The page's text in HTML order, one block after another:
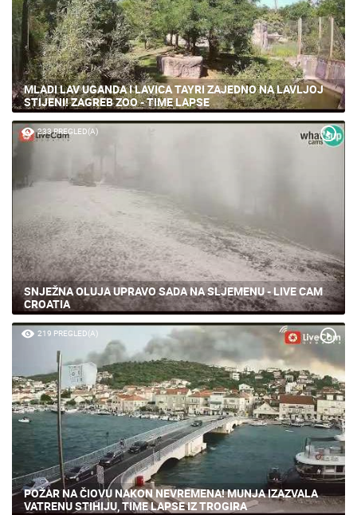
MLADI LAV UGANDA I LAVICA TAYRI ZAJEDNO NA LAVLJOJ
STIJENI! ZAGREB ZOO - TIME LAPSE
233 PREGLED(A)
SNJEŽNA OLUJA UPRAVO SADA NA SLJEMENU - LIVE CAM
CROATIA
219 PREGLED(A)
POŽAR NA ČIOVU NAKON NEVREMENA! MUNJA IZAZVALA
VATRENU STIHIJU, TIME LAPSE IZ TROGIRA